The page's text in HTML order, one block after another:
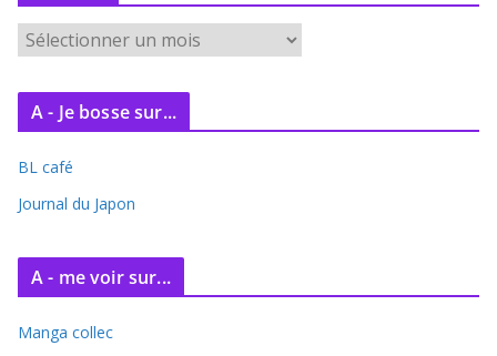
r
c
v
e
A - Je bosse sur...
BL café
Journal du Japon
A - me voir sur...
Manga collec